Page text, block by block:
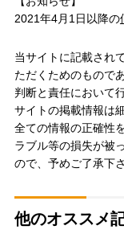
2021年4月1日以降の
当サイトに記載され
ただくためのもので
判断と責任において
サイトの掲載情報は
全ての情報の正確性
ラブル等の損失が被
ので、予めご了承下さ
他のオススメ